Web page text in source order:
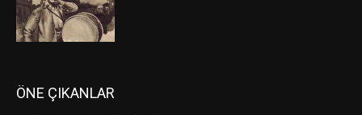
ÖNE ÇIKANLAR